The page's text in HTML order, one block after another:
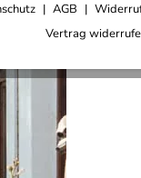
AGB
Vertrag